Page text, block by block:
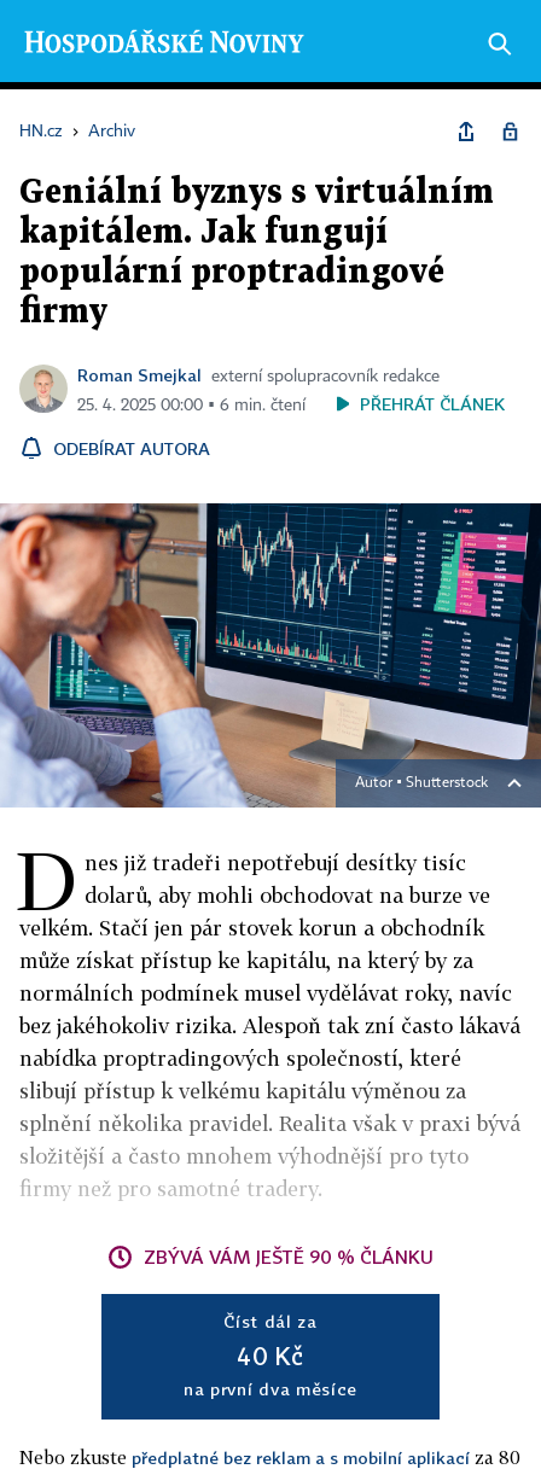
HN.cz › Archiv
Geniální byznys s virtuálním
kapitálem. Jak fungují
populární proptradingové
firmy
Roman Smejkal
externí spolupracovník redakce
25. 4. 2025 00:00 ▪ 6 min. čtení
PŘEHRÁT ČLÁNEK
ODEBÍRAT AUTORA
Autor ▪ Shutterstock
D nes již tradeři nepotřebují desítky tisíc
dolarů, aby mohli obchodovat na burze ve
velkém. Stačí jen pár stovek korun a obchodník
může získat přístup ke kapitálu, na který by za
normálních podmínek musel vydělávat roky, navíc
bez jakéhokoliv rizika. Alespoň tak zní často lákavá
nabídka proptradingových společností, které
slibují přístup k velkému kapitálu výměnou za
splnění několika pravidel. Realita však v praxi bývá
složitější a často mnohem výhodnější pro tyto
firmy než pro samotné tradery.
ZBÝVÁ VÁM JEŠTĚ 90 % ČLÁNKU
Číst dál za
40 Kč
na první dva měsíce
Nebo zkuste předplatné bez reklam a s mobilní aplikací za 80